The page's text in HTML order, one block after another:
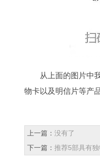
从上面的图片中
物卡以及明信片等产
上一篇： 没有了
下一篇： 推荐5部具有